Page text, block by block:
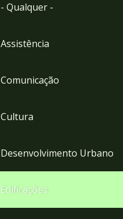
- Qualquer -
Assistência
Comunicação
Cultura
Desenvolvimento Urbano
Edificações